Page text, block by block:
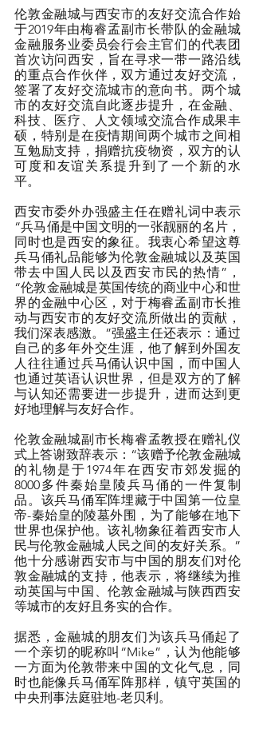
伦敦金融城与西安市的友好交流合作始
于2019年由梅睿孟副市长带队的金融城
金融服务业委员会行会主官们的代表团
首次访问西安，旨在寻求一带一路沿线
的重点合作伙伴，双方通过友好交流，
签署了友好交流城市的意向书。两个城
市的友好交流自此逐步提升，在金融、
科技、医疗、人文领域交流合作成果丰
硕，特别是在疫情期间两个城市之间相
互勉励支持，捐赠抗疫物资，双方的认
可度和友谊关系提升到了一个新的水
平。
西安市委外办强盛主任在赠礼词中表示
“兵马俑是中国文明的一张靓丽的名片，
同时也是西安的象征。我衷心希望这尊
兵马俑礼品能够为伦敦金融城以及英国
带去中国人民以及西安市民的热情”，
“伦敦金融城是英国传统的商业中心和世
界的金融中心区，对于梅睿孟副市长推
动与西安市的友好交流所做出的贡献，
我们深表感激。”强盛主任还表示：通过
自己的多年外交生涯，他了解到外国友
人往往通过兵马俑认识中国，而中国人
也通过英语认识世界，但是双方的了解
与认知还需要进一步提升，进而达到更
好地理解与友好合作。
伦敦金融城副市长梅睿孟教授在赠礼仪
式上答谢致辞表示：“该赠予伦敦金融城
的礼物是于1974年在西安市郊发掘的
8000多件秦始皇陵兵马俑的一件复制
品。该兵马俑军阵埋藏于中国第一位皇
帝-秦始皇的陵墓外围，为了能够在地下
世界也保护他。该礼物象征着西安市人
民与伦敦金融城人民之间的友好关系。”
他十分感谢西安市与中国的朋友们对伦
敦金融城的支持，他表示，将继续为推
动英国与中国、伦敦金融城与陕西西安
等城市的友好且务实的合作。
据悉，金融城的朋友们为该兵马俑起了
一个亲切的昵称叫“Mike”，认为他能够
一方面为伦敦带来中国的文化气息，同
时也能像兵马俑军阵那样，镇守英国的
中央刑事法庭驻地-老贝利。